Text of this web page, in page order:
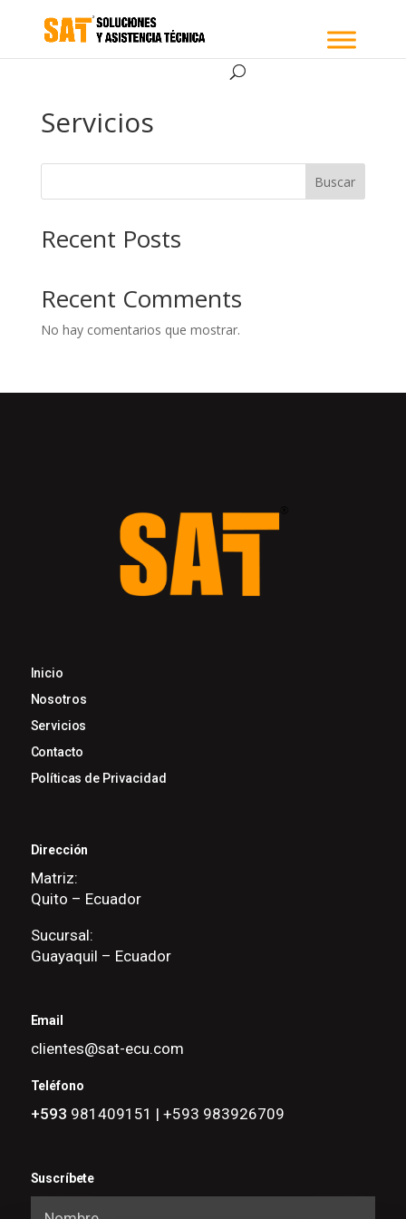
Servicios
Buscar
Recent Posts
Recent Comments
No hay comentarios que mostrar.
Inicio
Nosotros
Servicios
Contacto
Políticas de Privacidad
Dirección
Matriz:
Quito – Ecuador
Sucursal:
Guayaquil – Ecuador
Email
clientes@sat-ecu.com
Teléfono
+593 981409151 | +593 983926709
Suscríbete